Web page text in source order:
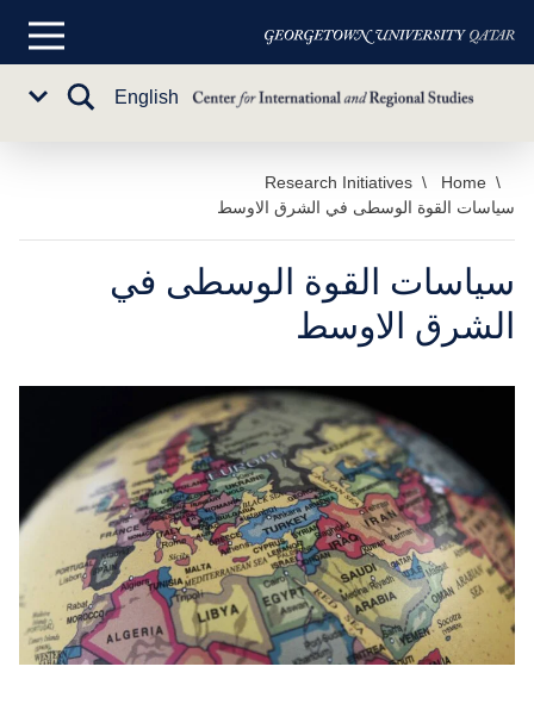
تخطي
إلى
المحتوى
القائمة
English
تبديل
Home
Research Initiatives
سياسات القوة الوسطى في الشرق الاوسط
سياسات القوة الوسطى في
الشرق الاوسط